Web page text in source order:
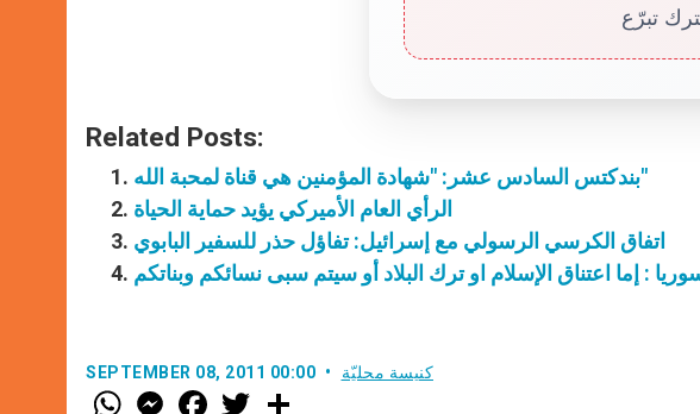
تبرّع
Related Posts:
بندكتس السادس عشر: "شهادة المؤمنين هي قناة لمحبة الله"
الرأي العام الأميركي يؤيد حماية الحياة
اتفاق الكرسي الرسولي مع إسرائيل: تفاؤل حذر للسفير البابوي
: إما اعتناق الإسلام او ترك البلاد أو سيتم سبى نسائكم وبناتكم
SEPTEMBER 08, 2011 00:00 كنيسة محليّة
W M F